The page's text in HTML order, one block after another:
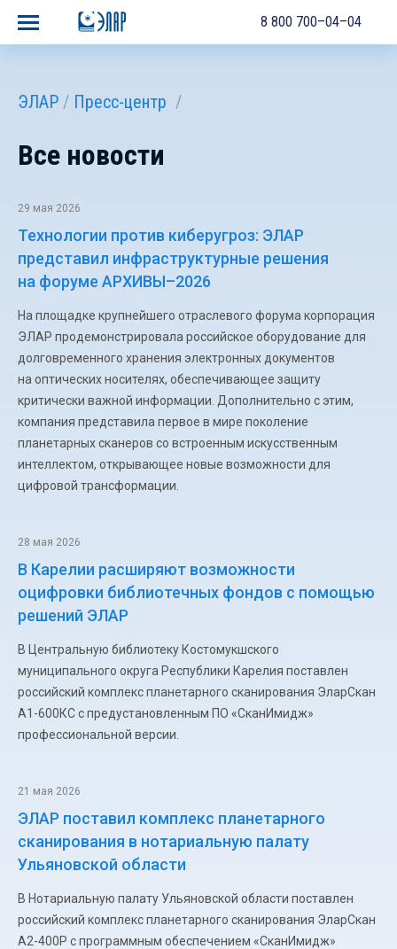
8 800 700–04–04
ЭЛАР Пресс-центр
Все новости
29 мая 2026
Технологии против киберугроз: ЭЛАР
представил инфраструктурные решения
на форуме АРХИВЫ–2026
На площадке крупнейшего отраслевого форума корпорация
ЭЛАР продемонстрировала российское оборудование для
долговременного хранения электронных документов
на оптических носителях, обеспечивающее защиту
критически важной информации. Дополнительно с этим,
компания представила первое в мире поколение
планетарных сканеров со встроенным искусственным
интеллектом, открывающее новые возможности для
цифровой трансформации.
28 мая 2026
В Карелии расширяют возможности
оцифровки библиотечных фондов с помощью
решений ЭЛАР
В Центральную библиотеку Костомукшского
муниципального округа Республики Карелия поставлен
российский комплекс планетарного сканирования ЭларСкан
А1-600КС с предустановленным ПО «СканИмидж»
профессиональной версии.
21 мая 2026
ЭЛАР поставил комплекс планетарного
сканирования в нотариальную палату
Ульяновской области
В Нотариальную палату Ульяновской области поставлен
российский комплекс планетарного сканирования ЭларСкан
А2-400Р с программным обеспечением «СканИмидж»